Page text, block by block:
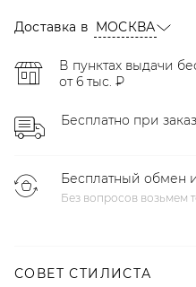
Доставка в МОСКВА
В пунктах выдачи
от 6 тыс. ₽
Бесплатно при
Бесплатный обмен
Без вопросов возьмем
СОВЕТ СТИЛИСТА